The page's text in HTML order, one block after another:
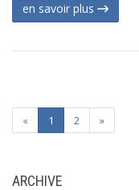
en savoir plus
« 1 2 »
ARCHIVE